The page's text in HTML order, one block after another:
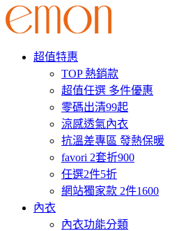
超值特惠
TOP 熱銷款
超值任選 多件優惠
零碼出清99起
涼感透氣內衣
抗溫差專區 發熱保暖
favori 2套折900
任選2件5折
網站獨家款 2件1600
內衣
內衣功能分類